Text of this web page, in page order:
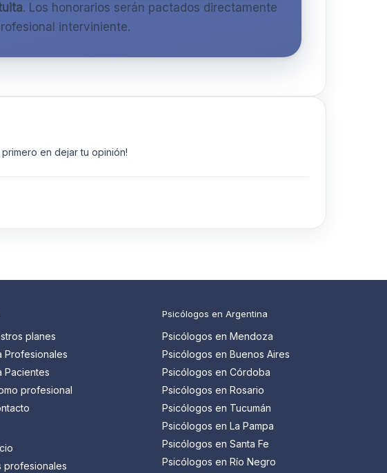
. Los honorarios serán pactados directamente
interviniente.
en dejar tu opinión!
planes
Profesionales
Pacientes
profesional
profesionales
Psicólogos en Argentina
Psicólogos en Mendoza
Psicólogos en Buenos Aires
Psicólogos en Córdoba
Psicólogos en Rosario
Psicólogos en Tucumán
Psicólogos en La Pampa
Psicólogos en Santa Fe
Psicólogos en Río Negro